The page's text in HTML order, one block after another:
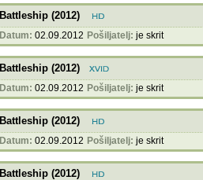
Battleship (2012)
Datum: 02.09.2012 Pošiljatelj: je skrit
Battleship (2012)
Datum: 02.09.2012 Pošiljatelj: je skrit
Battleship (2012)
Datum: 02.09.2012 Pošiljatelj: je skrit
Battleship (2012)